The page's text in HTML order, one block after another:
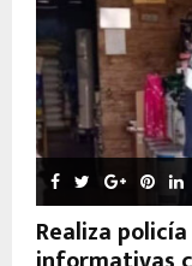
Realiza